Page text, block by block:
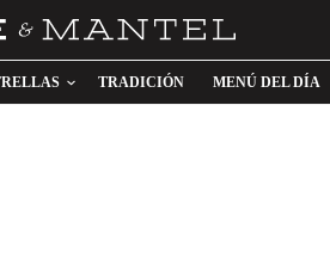
TRADICIÓN MENÚ DEL DÍA